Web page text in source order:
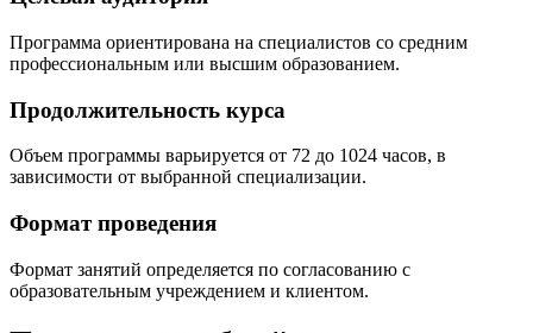
Программа ориентирована на специалистов со средним
профессиональным или высшим образованием.
Продолжительность курса
Объем программы варьируется от 72 до 1024 часов, в
зависимости от выбранной специализации.
Формат проведения
Формат занятий определяется по согласованию с
образовательным учреждением и клиентом.